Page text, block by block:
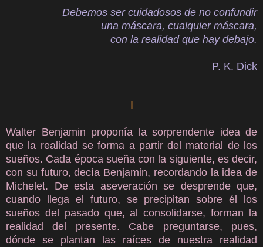
Debemos ser cuidadosos de no confundir
una máscara, cualquier máscara,
con la realidad que hay debajo.
P. K. Dick
I
Walter Benjamin proponía la sorprendente idea de
que la realidad se forma a partir del material de los
sueños. Cada época sueña con la siguiente, es decir,
con su futuro, decía Benjamin, recordando la idea de
Michelet. De esta aseveración se desprende que,
cuando llega el futuro, se precipitan sobre él los
sueños del pasado que, al consolidarse, forman la
realidad del presente. Cabe preguntarse, pues,
dónde se plantan las raíces de nuestra realidad